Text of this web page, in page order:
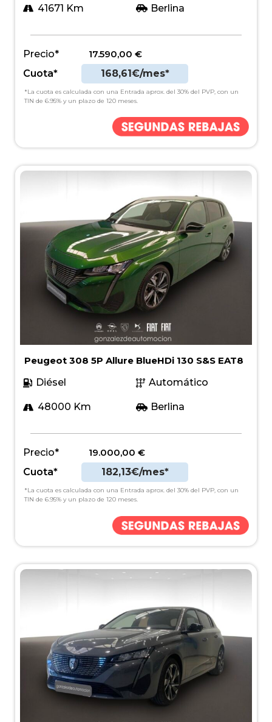
41671 Km Berlina
Precio* 17.590,00 €
Cuota*
168,61€/mes*
*La cuota es calculada con una Entrada aprox. del 30% del PVP, con un
TIN de 6.95% y un plazo de 120 meses.
Peugeot 308 5P Allure BlueHDi 130 S&S EAT8
Diésel
Automático
48000 Km Berlina
Precio* 19.000,00 €
Cuota*
182,13€/mes*
*La cuota es calculada con una Entrada aprox. del 30% del PVP, con un
TIN de 6.95% y un plazo de 120 meses.